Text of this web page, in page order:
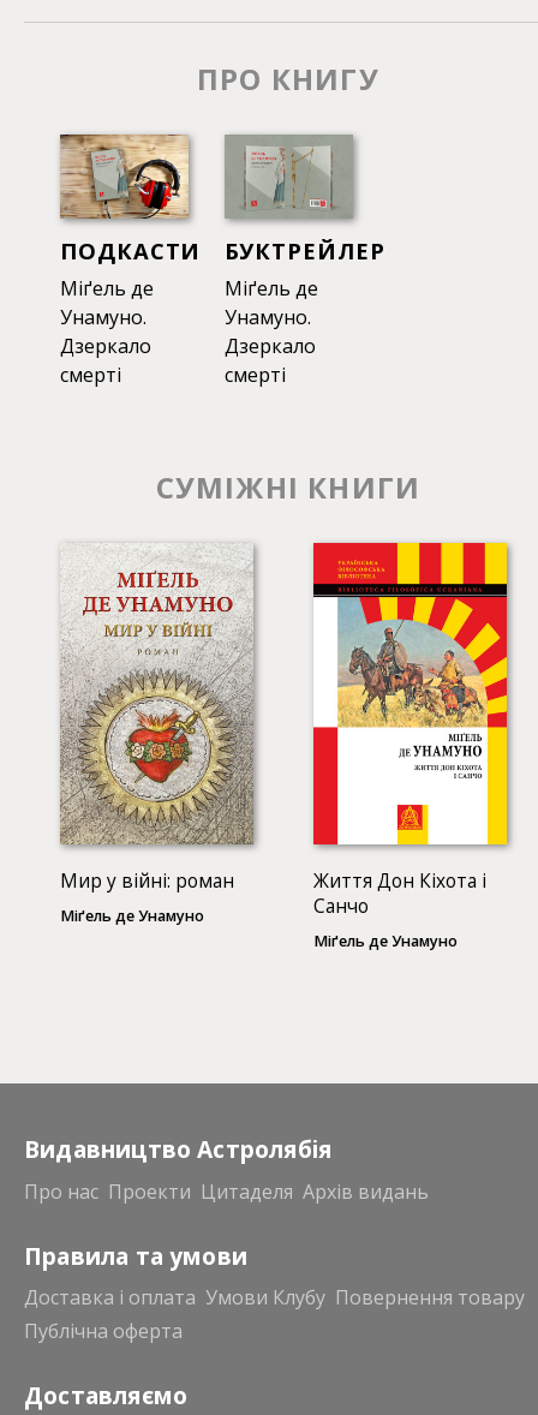
ПРО КНИГУ
ПОДКАСТИ
Міґель де
Унамуно.
Дзеркало
смерті
БУКТРЕЙЛЕР
Міґель де
Унамуно.
Дзеркало
смерті
СУМІЖНІ КНИГИ
Мир у війні: роман
Міґель де Унамуно
Життя Дон Кіхота і
Санчо
Міґель де Унамуно
Видавництво Астролябія
Про нас Проекти Цитаделя Архів видань
Правила та умови
Доставка і оплата Умови Клубу Повернення товару
Публічна оферта
Доставляємо